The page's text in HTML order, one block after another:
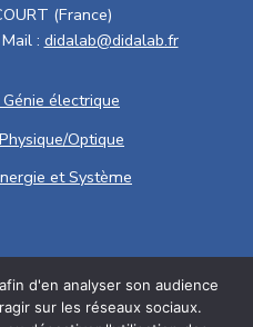
(France)
: didalab@didalab.fr
électrique
Optique
et Système
d'en analyser son audience
sur les réseaux sociaux.